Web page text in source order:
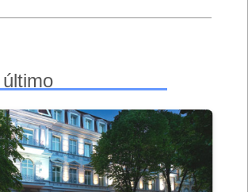
último